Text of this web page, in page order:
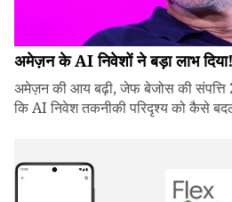
अमेज़न के AI निवेशों ने बड़ा लाभ दिया!
अमेज़न की आय बढ़ी, जेफ बेजोस की संपत्ति
कि AI निवेश तकनीकी परिदृश्य को कैसे